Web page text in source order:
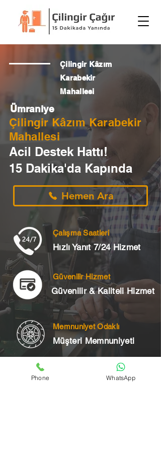
Çilingir Kâzım
Karabekir
Mahallesi
Ümraniye
Çilingir Kâzım Karabekir
Mahallesi
Acil Destek Hattı!
15 Dakika'da Kapında
Hemen Ara
Çalışma Saatleri
Hızlı Yanıt 7/24 Hizmet
Güvenilir Hizmet
Güvenilir & Kaliteli Hizmet
Memnuniyet Odaklı
Müşteri Memnuniyeti
Phone WhatsApp